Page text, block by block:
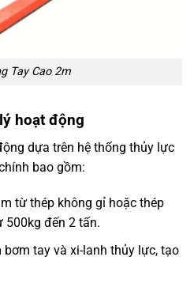
Tay Cao 2m
hoạt động
dựa trên hệ thống thủy lực
bao gồm:
từ thép không gỉ hoặc thép
500kg đến 2 tấn.
bơm tay và xi-lanh thủy lực, tạo